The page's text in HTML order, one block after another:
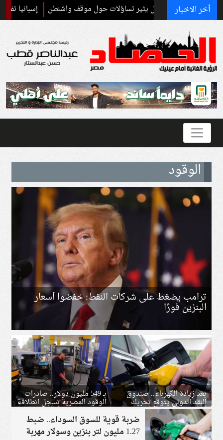
أخر الاخبار
مع إسرائيل يثير تساؤلات حول موقف واشنطن إسبانيا تفرض ضوابط
الوقود
ترامب يضغط على شركات النفط: خفضوا أسعار
البنزين فورًا
بعد زيادة الكهرباء.. صندوق
النقد الدولي يتوقع تحريك
أسعار الوقود في مصر
بـ 549 مليون دولار.. صادرات
الوقود المصرية تسجل انطلاقة
قوية في الربع الأول من 2026
ضربة قوية للسوق السوداء.. ضبط
1.27 مليون لتر بنزين وسولار مهربة